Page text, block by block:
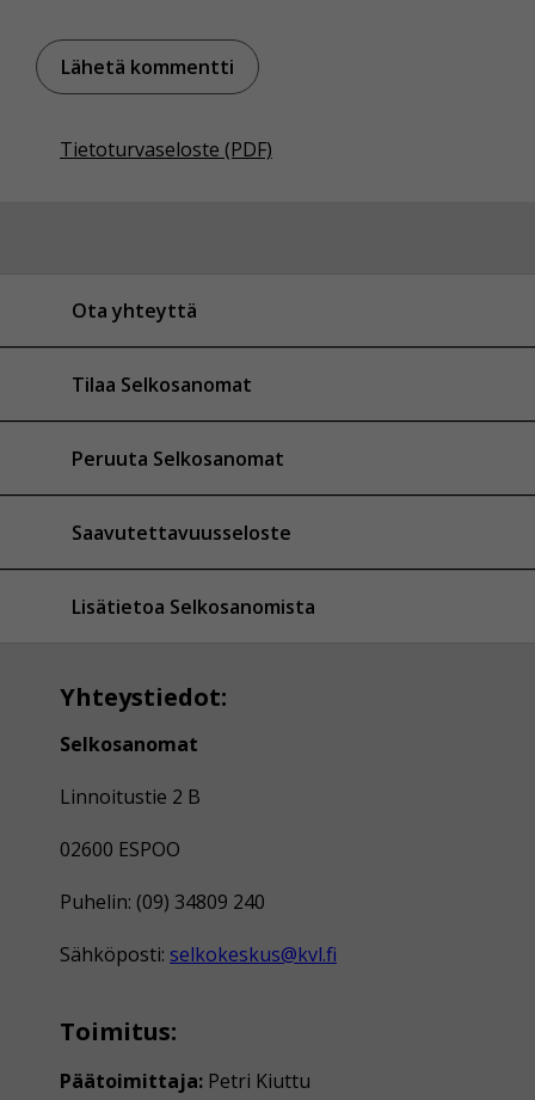
Tietoturvaseloste (PDF)
Ota yhteyttä
Tilaa Selkosanomat
Peruuta Selkosanomat
Saavutettavuusseloste
Lisätietoa Selkosanomista
Yhteystiedot:
Selkosanomat
Linnoitustie 2 B
02600 ESPOO
Puhelin: (09) 34809 240
Sähköposti: selkokeskus@kvl.fi
Toimitus:
Päätoimittaja: Petri Kiuttu